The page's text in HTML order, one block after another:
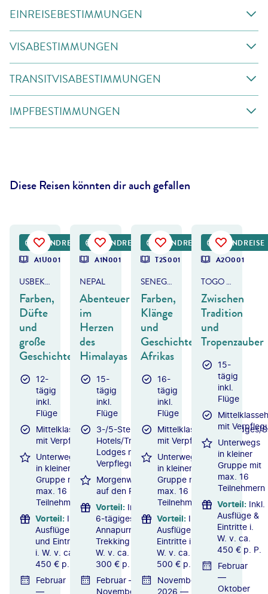
EINREISEBESTIMMUNGEN
VISABESTIMMUNGEN
TRANSITVISABESTIMMUNGEN
IMPFBESTIMMUNGEN
Diese Reisen könnten dir auch gefallen
RUNDREISE
A1U001
USBEKISTAN
Farben,
Düfte
und
große
Geschichte
12-
tägig
inkl.
Flüge
Mittelklassehotels
mit Verpflegung
Unterwegs
in kleiner
Gruppe mit
max. 16
Teilnehmern
Vorteil: Inkl.
Ausflüge
und Eintritte
i. W. v. ca.
450 € p. P.
Februar
—
RUNDREISE
A1N001
NEPAL
Abenteuer
im
Herzen
des
Himalayas
15-
tägig
inkl.
Flüge
3-/5-Sterne-
Hotels/Trekking-
Lodges mit
Verpflegung
Morgenwanderung
auf den Poon Hill
Vorteil: Inkl.
6-tägiges
Annapurna-
Trekking i.
W. v. ca.
300 € p. P.
Februar —
November
DEALRUNDREISE
T2S001
SENEGAL & GAMBIA
Farben,
Klänge
und
Geschichte
Afrikas
16-
tägig
inkl.
Flüge
Mittelklassehotels/Lodges/
mit Verpflegung
Unterwegs
in kleiner
Gruppe mit
max. 16
Teilnehmern
Vorteil: Inkl.
Ausflüge &
Eintritte i.
W. v. ca.
500 € p. P.
November
2026 —
DEALRUNDREISE
A2O001
TOGO & BENIN
Zwischen
Tradition
und
Tropenzauber
15-
tägig
inkl.
Flüge
mit
Unterwegs
in kleiner
Gruppe mit
max. 16
Teilnehmern
Vorteil: Inkl.
Ausflüge &
Eintritte i.
W. v. ca.
450 € p. P.
Februar
—
Oktober